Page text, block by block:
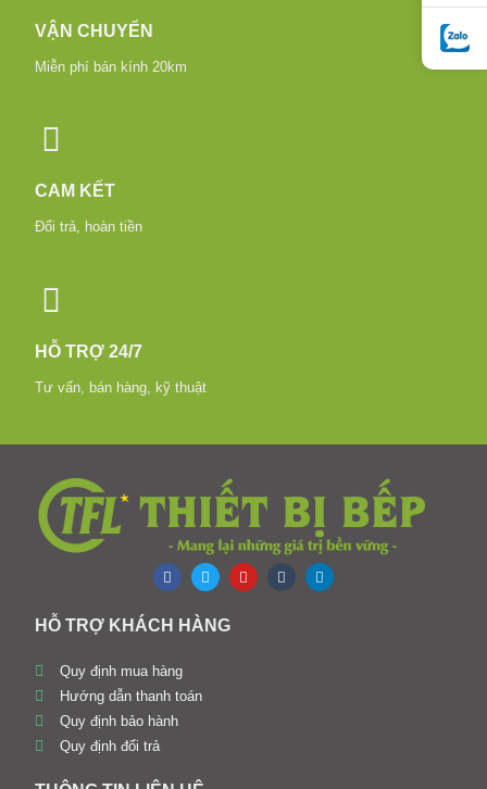
VẬN CHUYỂN
Miễn phí bán kính 20km
CAM KẾT
Đổi trả, hoàn tiền
HỖ TRỢ 24/7
Tư vấn, bán hàng, kỹ thuật
HỖ TRỢ KHÁCH HÀNG
Quy định mua hàng
Hướng dẫn thanh toán
Quy định bảo hành
Quy định đổi trả